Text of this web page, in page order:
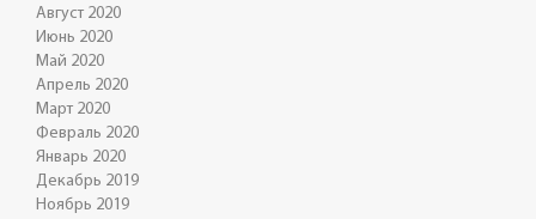
Август 2020
Июнь 2020
Май 2020
Апрель 2020
Март 2020
Февраль 2020
Январь 2020
Декабрь 2019
Ноябрь 2019